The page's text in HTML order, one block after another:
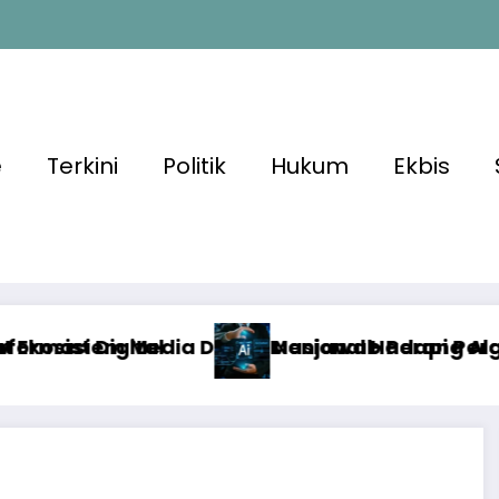
Terkini Politik Hukum Ekbis
Nasional Hadapi Perang Algoritma AI
Menjawab Perang Algoritma AI dengan